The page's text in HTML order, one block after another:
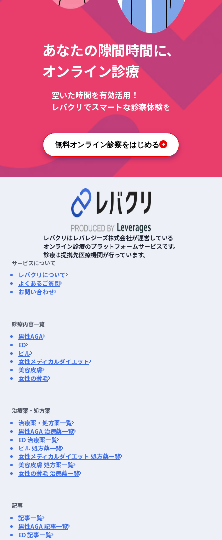
あなたの隙間時間に、
オンライン診療
空いた時間を有効活用！
レバクリでスマートな診察体験を
無料オンライン診察をはじめる
レバクリはレバレジーズ株式会社が運営している
オンライン診療のプラットフォームサービスです。
診療は提携先医療機関が行っています。
サービスについて
レバクリについて
よくあるご質問
お問い合わせ
診療内容一覧
男性AGA
ED
ピル
女性メディカルダイエット
美容皮膚
女性の薄毛
治療薬・処方薬
治療薬・処方薬一覧
男性AGA 治療薬一覧
ED 治療薬一覧
ピル 処方薬一覧
女性メディカルダイエット 処方薬一覧
美容皮膚 処方薬一覧
女性の薄毛 治療薬一覧
記事
記事一覧
男性AGA 記事一覧
ED 記事一覧